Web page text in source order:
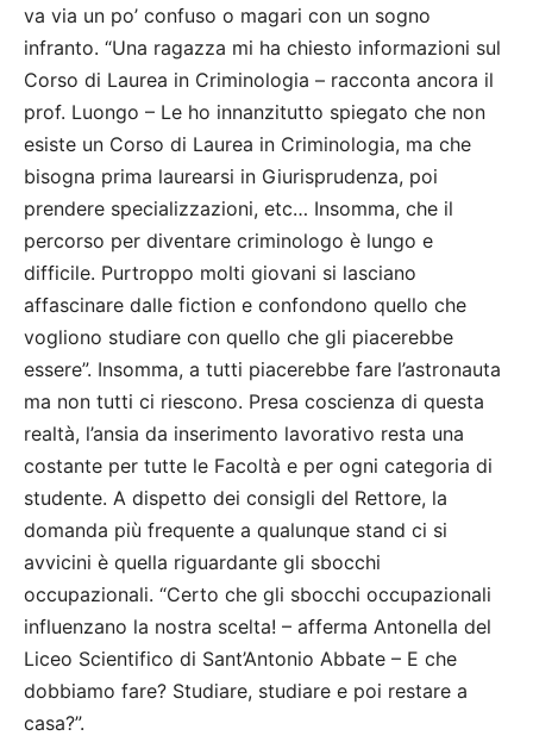
va via un po’ confuso o magari con un sogno
infranto. “Una ragazza mi ha chiesto informazioni sul
Corso di Laurea in Criminologia – racconta ancora il
prof. Luongo – Le ho innanzitutto spiegato che non
esiste un Corso di Laurea in Criminologia, ma che
bisogna prima laurearsi in Giurisprudenza, poi
prendere specializzazioni, etc… Insomma, che il
percorso per diventare criminologo è lungo e
difficile. Purtroppo molti giovani si lasciano
affascinare dalle fiction e confondono quello che
vogliono studiare con quello che gli piacerebbe
essere”. Insomma, a tutti piacerebbe fare l’astronauta
ma non tutti ci riescono. Presa coscienza di questa
realtà, l’ansia da inserimento lavorativo resta una
costante per tutte le Facoltà e per ogni categoria di
studente. A dispetto dei consigli del Rettore, la
domanda più frequente a qualunque stand ci si
avvicini è quella riguardante gli sbocchi
occupazionali. “Certo che gli sbocchi occupazionali
influenzano la nostra scelta! – afferma Antonella del
Liceo Scientifico di Sant’Antonio Abbate – E che
dobbiamo fare? Studiare, studiare e poi restare a
casa?”.